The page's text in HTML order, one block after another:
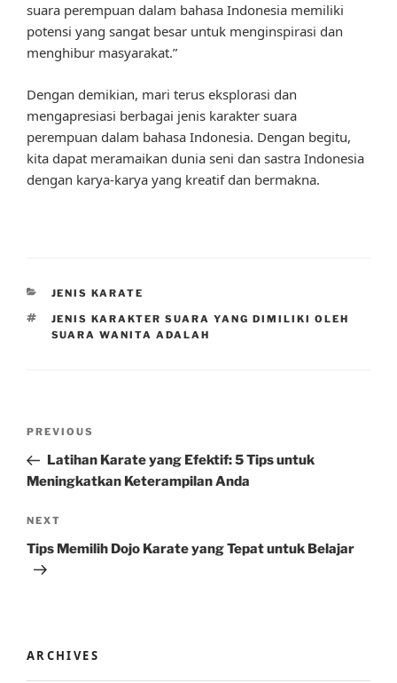
suara perempuan dalam bahasa Indonesia memiliki
potensi yang sangat besar untuk menginspirasi dan
menghibur masyarakat.”
Dengan demikian, mari terus eksplorasi dan
mengapresiasi berbagai jenis karakter suara
perempuan dalam bahasa Indonesia. Dengan begitu,
kita dapat meramaikan dunia seni dan sastra Indonesia
dengan karya-karya yang kreatif dan bermakna.
CATEGORIES
JENIS KARATE
TAGS
JENIS KARAKTER SUARA YANG DIMILIKI OLEH
SUARA WANITA ADALAH
Previous
Post
PREVIOUS
Latihan Karate yang Efektif: 5 Tips untuk
Meningkatkan Keterampilan Anda
Next
Post
NEXT
Tips Memilih Dojo Karate yang Tepat untuk Belajar
ARCHIVES